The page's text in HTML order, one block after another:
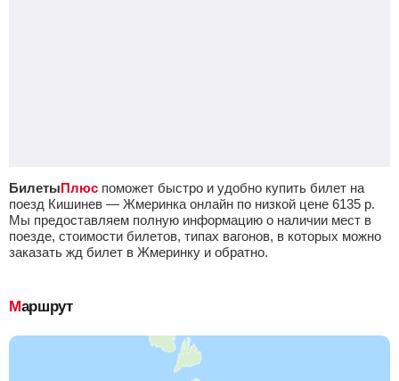
БилетыПлюс поможет быстро и удобно купить билет на
поезд Кишинев — Жмеринка онлайн по низкой цене 6135 р.
Мы предоставляем полную информацию о наличии мест в
поезде, стоимости билетов, типах вагонов, в которых можно
заказать жд билет в Жмеринку и обратно.
Маршрут